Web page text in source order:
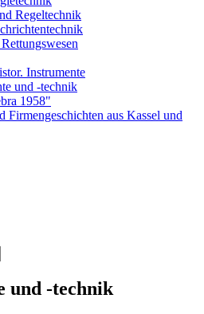
Regeltechnik
Instrumente
und -technik
1958"
Firmengeschichten aus Kassel und
und -technik